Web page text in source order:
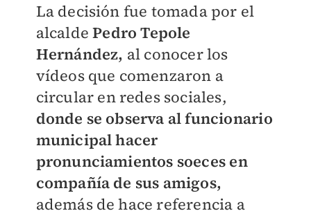
La decisión fue tomada por el
alcalde Pedro Tepole
Hernández, al conocer los
vídeos que comenzaron a
circular en redes sociales,
donde se observa al funcionario
municipal hacer
pronunciamientos soeces en
compañía de sus amigos,
además de hace referencia a